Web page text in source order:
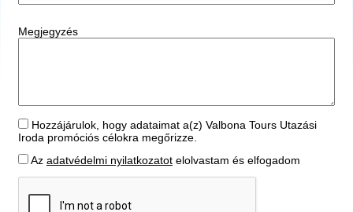
Megjegyzés
Hozzájárulok, hogy adataimat a(z) Valbona Tours Utazási
Iroda promóciós célokra megőrizze.
Az adatvédelmi nyilatkozatot elolvastam és elfogadom